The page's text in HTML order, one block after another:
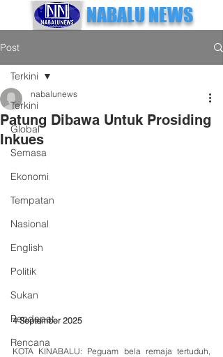
NABALU NEWS
Post
Terkini
Global
Semasa
Ekonomi
Tempatan
Nasional
English
Politik
Sukan
Pendapat
Rencana
Terkini
Patung Dibawa Untuk Prosiding
Inkues
nabalunews
4 September 2025
KOTA KINABALU: Peguam bela remaja tertuduh,